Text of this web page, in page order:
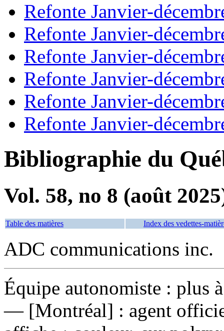
Refonte Janvier-
Refonte Janvier-
Refonte Janvier-
Refonte Janvier-
Refonte Janvier-
Refonte Janvier-
Bibliographie du
Vol. 58, no 8 (août
Table des matières Index des vedettes-
ADC communications inc.
Équipe autonomiste : plus
— [Montréal] : agent